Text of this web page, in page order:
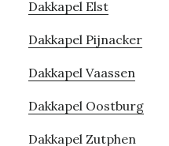
Dakkapel Elst
Dakkapel Pijnacker
Dakkapel Vaassen
Dakkapel Oostburg
Dakkapel Zutphen